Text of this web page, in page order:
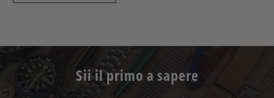
Sii il primo a sapere